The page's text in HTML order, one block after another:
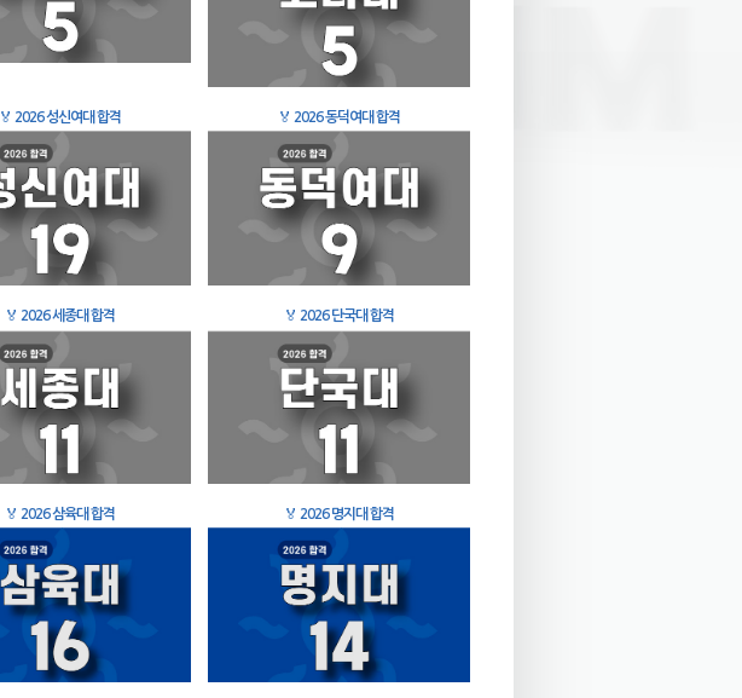
🏅 2026 성신여대 합격 🏅 2026 동덕여대 합격
🏅 2026 세종대 합격 🏅 2026 단국대 합격
🏅 2026 삼육대 합격 🏅 2026 명지대 합격